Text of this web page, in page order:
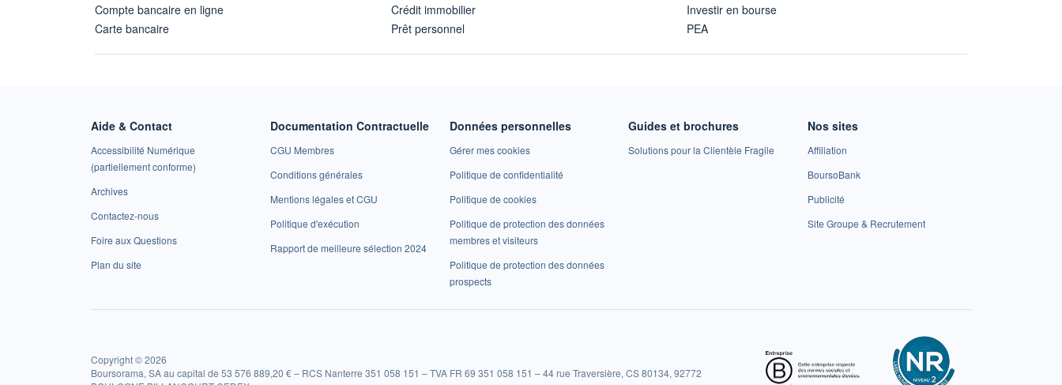
Compte bancaire en ligne
Carte bancaire
Crédit immobilier
Prêt personnel
Investir en bourse
PEA
Aide & Contact
Accessibilité Numérique
(partiellement conforme)
Archives
Contactez-nous
Foire aux Questions
Plan du site
Documentation Contractuelle
CGU Membres
Conditions générales
Mentions légales et CGU
Politique d'exécution
Rapport de meilleure sélection 2024
Données personnelles
Gérer mes cookies
Politique de confidentialité
Politique de cookies
Politique de protection des données
membres et visiteurs
Politique de protection des données
prospects
Guides et brochures
Solutions pour la Clientèle Fragile
Nos sites
Affiliation
BoursoBank
Publicité
Site Groupe & Recrutement
Copyright © 2026
Boursorama, SA au capital de 53 576 889,20 € – RCS Nanterre 351 058 151 – TVA FR 69 351 058 151 – 44 rue Traversière, CS 80134, 92772